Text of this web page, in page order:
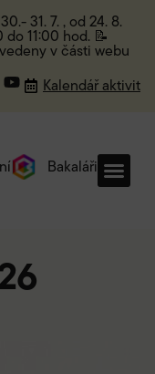
31. 7. , od 24. 8.
11:00 hod. 📝
v části webu
Kalendář aktivit
Bakaláři